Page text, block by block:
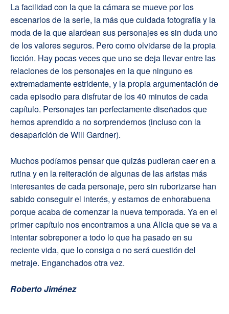
La facilidad con la que la cámara se mueve por los
escenarios de la serie, la más que cuidada fotografía y la
moda de la que alardean sus personajes es sin duda uno
de los valores seguros. Pero como olvidarse de la propia
ficción. Hay pocas veces que uno se deja llevar entre las
relaciones de los personajes en la que ninguno es
extremadamente estridente, y la propia argumentación de
cada episodio para disfrutar de los 40 minutos de cada
capítulo. Personajes tan perfectamente diseñados que
hemos aprendido a no sorprendernos (incluso con la
desaparición de Will Gardner).
Muchos podíamos pensar que quizás pudieran caer en a
rutina y en la reiteración de algunas de las aristas más
interesantes de cada personaje, pero sin ruborizarse han
sabido conseguir el interés, y estamos de enhorabuena
porque acaba de comenzar la nueva temporada. Ya en el
primer capítulo nos encontramos a una Alicia que se va a
intentar sobreponer a todo lo que ha pasado en su
reciente vida, que lo consiga o no será cuestión del
metraje. Enganchados otra vez.
Roberto Jiménez